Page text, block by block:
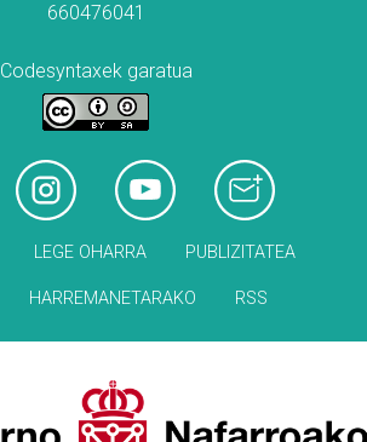
660476041
Codesyntaxek garatua
LEGE OHARRA PUBLIZITATEA
HARREMANETARAKO RSS